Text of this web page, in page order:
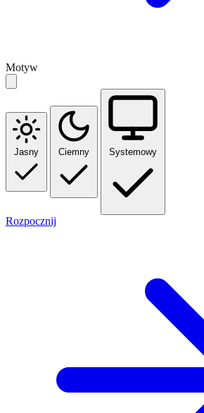
Motyw
Jasny Ciemny Systemowy
Rozpocznij